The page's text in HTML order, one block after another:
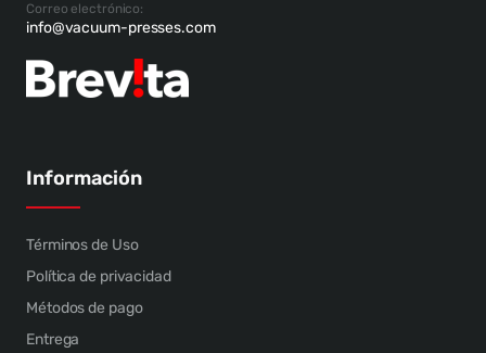
Correo electrónico:
info@vacuum-presses.com
Información
Términos de Uso
Política de privacidad
Métodos de pago
Entrega